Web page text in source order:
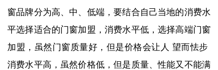
窗品牌分为高、中、低端，要结合自己当地的消费水
平选择适合的门窗加盟，消费水平低，选择高端门窗
加盟，虽然门窗质量好，但是价格会让人 望而怯步
消费水平高，虽然价格低，但是质量、性能又不能满